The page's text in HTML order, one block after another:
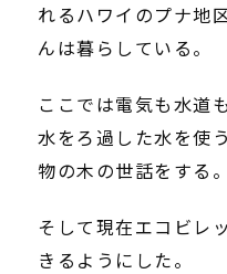
れるハワイのプナ地
んは暮らしている。
ここでは電気も水道
水をろ過した水を使
物の木の世話をする。
そして現在エコビレ
きるようにした。